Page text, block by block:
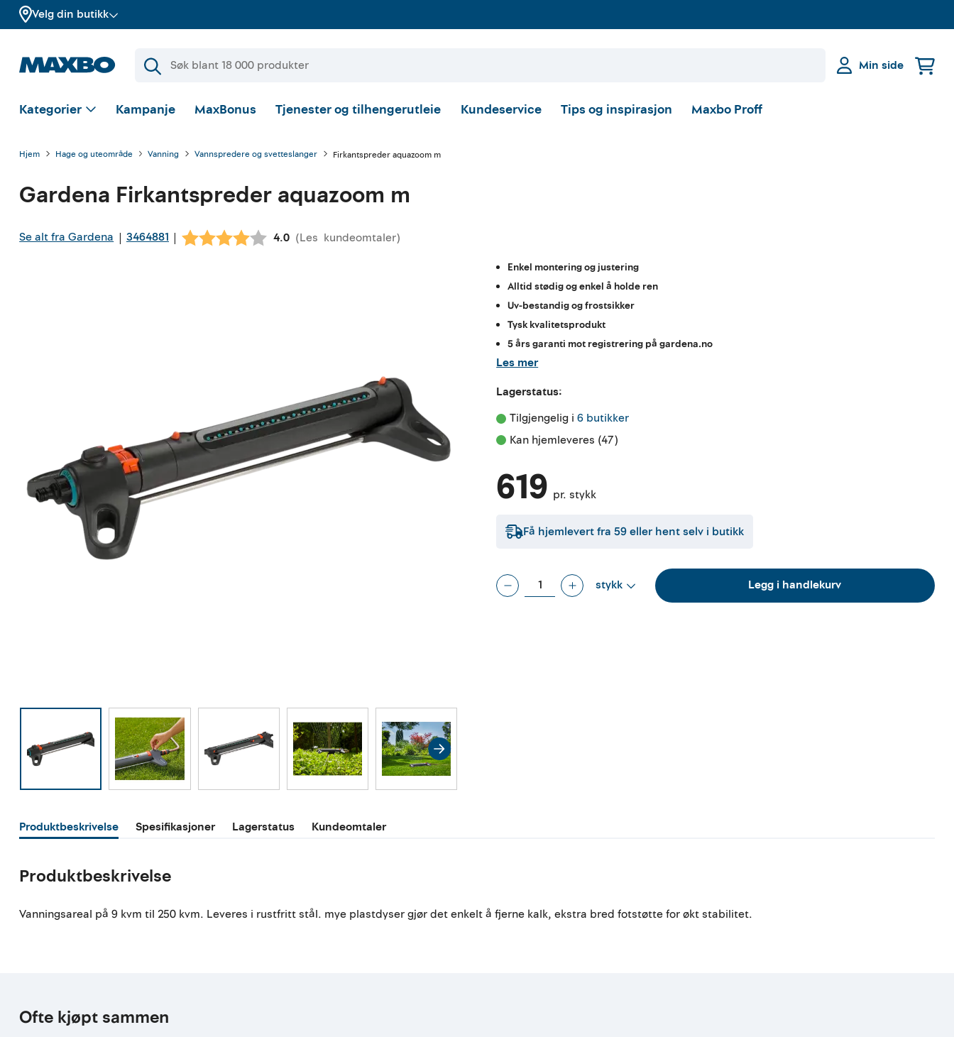
Velg din butikk
Min side
Kategorier Kampanje MaxBonus Tjenester og tilhengerutleie Kundeservice Tips og inspirasjon Maxbo Proff
Hjem Hage og uteområde Vanning Vannspredere og svetteslanger Firkantspreder aquazoom m
Gardena Firkantspreder aquazoom m
Se alt fra Gardena | 3464881 | Gjennomsnittskarakter:
4.0 (Les kundeomtaler)
Enkel montering og justering
Alltid stødig og enkel å holde ren
Uv-bestandig og frostsikker
Tysk kvalitetsprodukt
5 års garanti mot registrering på gardena.no
Les mer
Lagerstatus:
Tilgjengelig i 6 butikker
Kan hjemleveres (47)
619 pr. stykk
Få hjemlevert fra 59eller hent selv i butikk
stykk Legg i handlekurv
Produktbeskrivelse Spesifikasjoner Lagerstatus Kundeomtaler
Produktbeskrivelse
Vanningsareal på 9 kvm til 250 kvm. Leveres i rustfritt stål. mye plastdyser gjør det enkelt å fjerne kalk, ekstra bred fotstøtte for økt stabilitet.
Ofte kjøpt sammen